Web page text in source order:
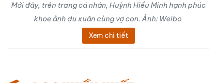
Mới đây, trên trang cá nhân, Huỳnh Hiểu Minh hạnh phúc
khoe ảnh du xuân cùng vợ con. Ảnh: Weibo
Xem chi tiết